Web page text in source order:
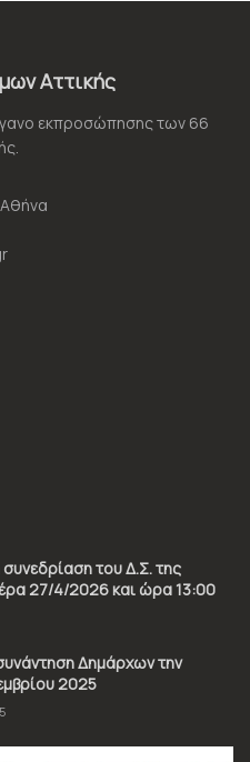
Αττικής
εκπροσώπησης των 66
του Δ.Σ. της
27/4/2026 και ώρα 13:00
Δημάρχων την
2025